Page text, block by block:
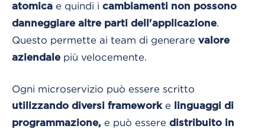
atomica e quindi i cambiamenti non possono
danneggiare altre parti dell'applicazione.
Questo permette ai team di generare valore
aziendale più velocemente.
Ogni microservizio può essere scritto
utilizzando diversi frameworke
linguaggi di
programmazione, e può essere distribuito in